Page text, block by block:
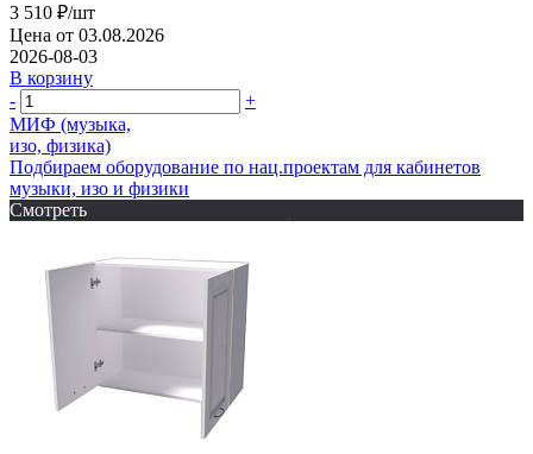
3 510 ₽/шт
Цена от 03.08.2026
2026-08-03
В корзину
-
+
МИФ (музыка,
изо, физика)
Подбираем оборудование по нац.проектам для кабинетов
музыки, изо и физики
Смотреть